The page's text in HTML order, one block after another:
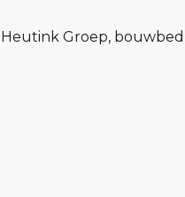
Heutink Groep,